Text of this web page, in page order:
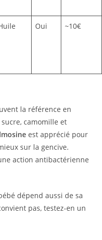
Oui ~10€
la référence en
camomille et
est apprécié pour
sur la gencive.
action antibactérienne
dépend aussi de sa
pas, testez-en un